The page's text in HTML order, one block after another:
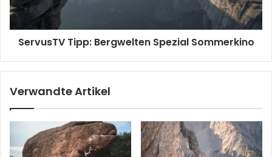
ServusTV Tipp: Bergwelten Spezial Sommerkino
Verwandte Artikel